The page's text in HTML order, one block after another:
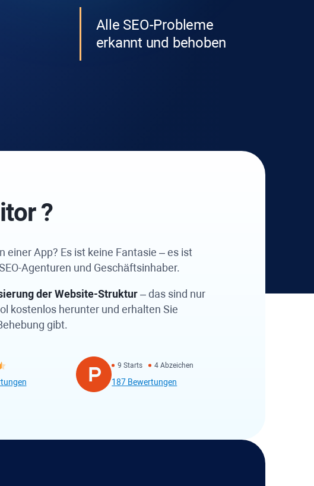
Alle SEO-Probleme
erkannt und behoben
?
einer App? Es ist keine Fantasie – es ist
Agenturen und Geschäftsinhaber.
der Website-Struktur– das sind nur
kostenlos herunter und erhalten Sie
gibt.
9 Starts 4 Abzeichen
187 Bewertungen